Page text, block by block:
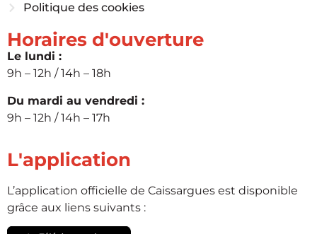
Politique des cookies
Horaires d'ouverture
Le lundi :
9h – 12h / 14h – 18h
Du mardi au vendredi :
9h – 12h / 14h – 17h
L'application
L’application officielle de Caissargues est disponible
grâce aux liens suivants :